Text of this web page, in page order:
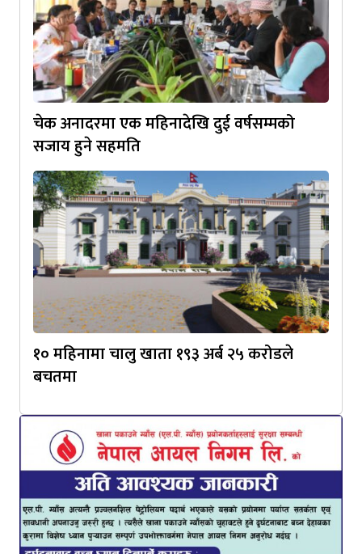
चेक अनादरमा एक महिनादेखि दुई वर्षसम्मको
सजाय हुने सहमति
१० महिनामा चालु खाता १९३ अर्ब २५ करोडले
बचतमा